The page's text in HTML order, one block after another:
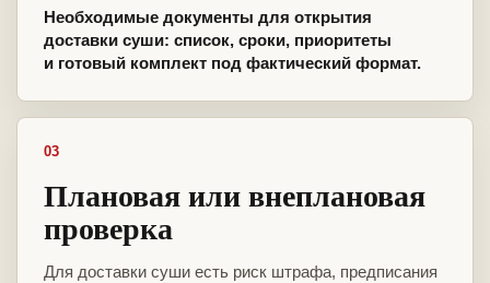
Необходимые документы для открытия
доставки суши: список, сроки, приоритеты
и готовый комплект под фактический формат.
03
Плановая или внеплановая
проверка
Для доставки суши есть риск штрафа, предписания